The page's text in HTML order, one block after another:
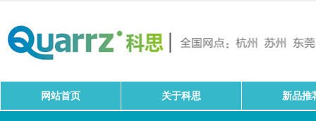
网站首页 关于科思 新品推